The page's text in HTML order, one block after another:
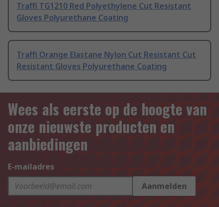
Traffi TG1210 Red Polyethylene Cut Resistant
Gloves Polyurethane Coating
Traffi Orange Elastane Nylon Cut Resistant Cut
Resistant Gloves Polyurethane Coating
Wees als eerste op de hoogte van
onze nieuwste producten en
aanbiedingen
E-mailadres
Aanmelden